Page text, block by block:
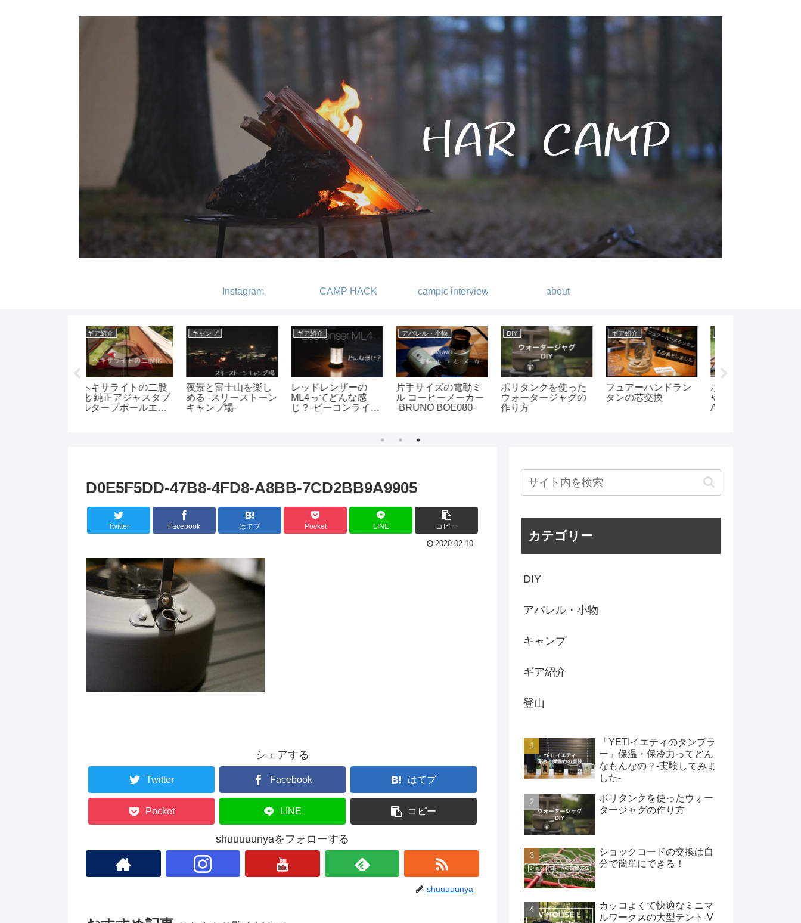
Instagram CAMP HACK campic interview about
ギア紹介
レッドレンザーの
ML4ってどんな感
じ？-ビーコンライト
アパレル・小物
片手サイズの電動ミ
ル コーヒーメーカー
-BRUNO BOE080-
DIY
ポリタンクを使った
ウォータージャグの
作り方
ギア紹介
フュアーハンドラン
タンの芯交換
ギア紹介
ポータブル電源って
やっぱり便利！-
Aiperの
キャンプ
amanayuキャンプ場
でグループキャンプ
D0E5F5DD-47B8-4FD8-A8BB-7CD2BB9A9905
Twitter Facebook はてブ Pocket LINE コピー
2020.02.10
シェアする
Twitter Facebook はてブ
Pocket LINE コピー
shuuuuunyaをフォローする
shuuuuunya
カテゴリー
DIY
アパレル・小物
キャンプ
ギア紹介
登山
「YETIイエティのタンブラ
ー」保温・保冷力ってどん
なもんなの？-実験してみま
した-
ポリタンクを使ったウォー
タージャグの作り方
ショックコードの交換は自
分で簡単にできる！
カッコよくて快適なミニマ
ルワークスの大型テント-V